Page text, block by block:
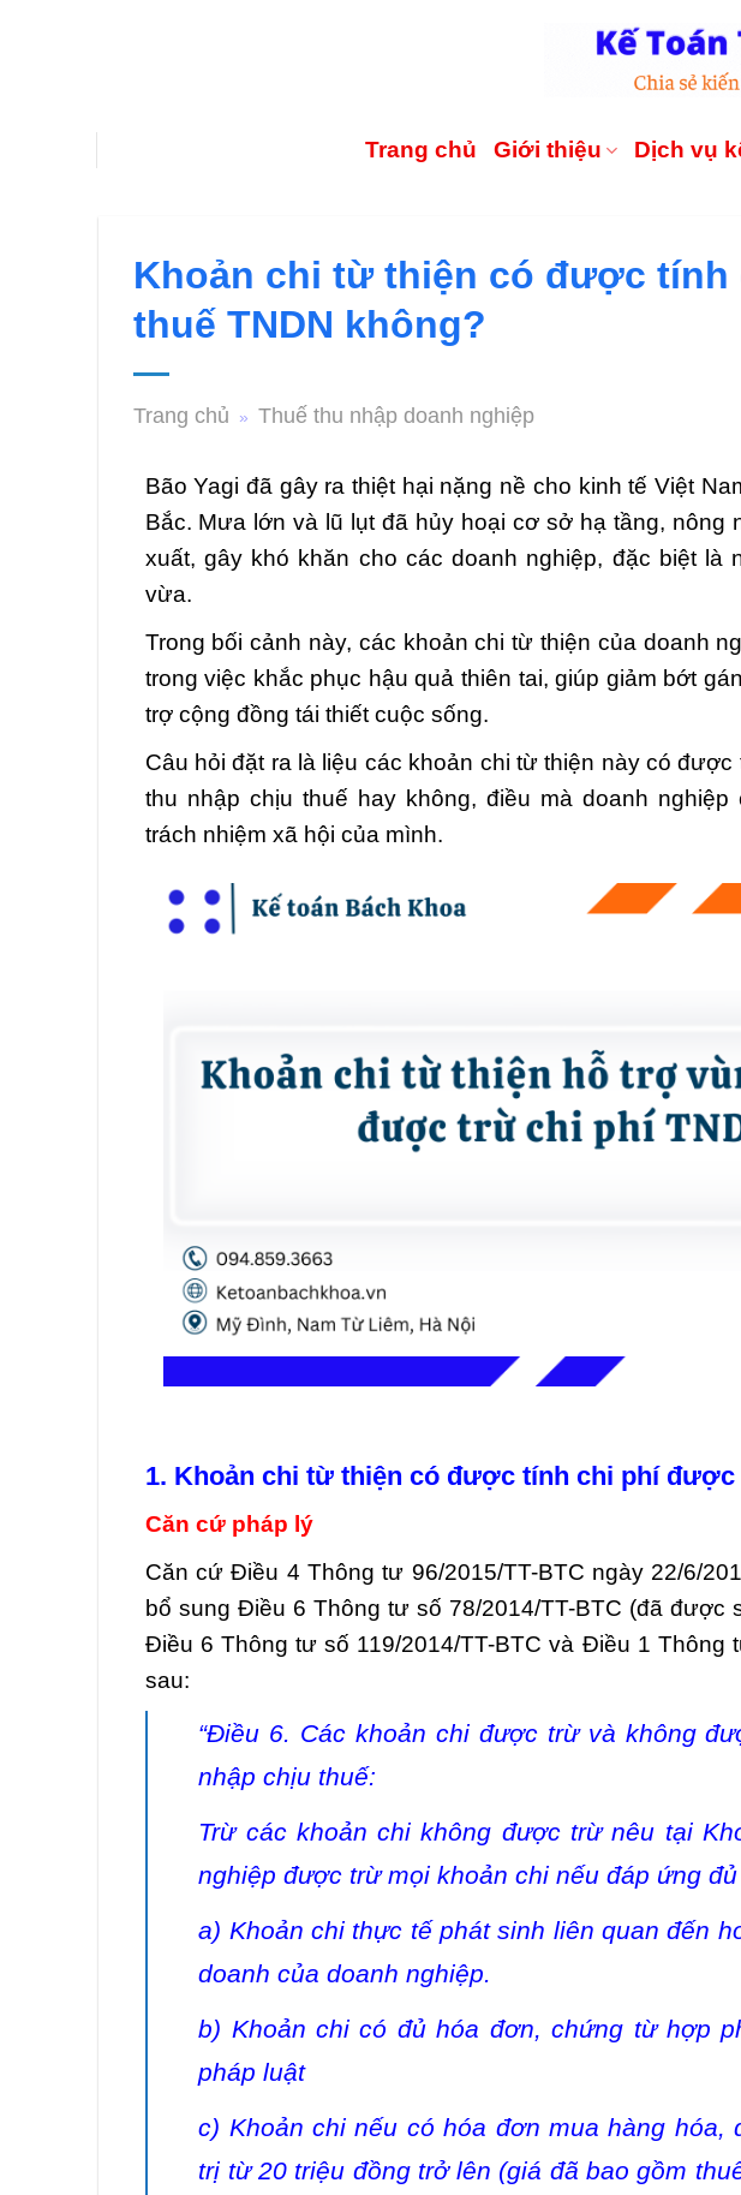
Trang chủ Giới thiệu Dịch vụ
Khoản chi từ thiện có được
thuế TNDN không?
Trang chủ » Thuế thu nhập doanh nghiệp
Bão Yagi đã gây ra thiệt hại nặng nề cho kinh tế Việt
Bắc. Mưa lớn và lũ lụt đã hủy hoại cơ sở hạ tầng, nông
xuất, gây khó khăn cho các doanh nghiệp, đặc biệt là
vừa.
Trong bối cảnh này, các khoản chi từ thiện của doanh
trong việc khắc phục hậu quả thiên tai, giúp giảm bớt
trợ cộng đồng tái thiết cuộc sống.
Câu hỏi đặt ra là liệu các khoản chi từ thiện này có
thu nhập chịu thuế hay không, điều mà doanh
trách nhiệm xã hội của mình.
1. Khoản chi từ thiện có được tính chi phí
Căn cứ pháp lý
Căn cứ Điều 4 Thông tư 96/2015/TT-BTC ngày 22/6/
bổ sung Điều 6 Thông tư số 78/2014/TT-BTC (đã được
Điều 6 Thông tư số 119/2014/TT-BTC và Điều 1 Thông
sau:
“Điều 6. Các khoản chi được trừ và không
nhập chịu thuế:
Trừ các khoản chi không được trừ nêu tại
nghiệp được trừ mọi khoản chi nếu đáp ứng
a) Khoản chi thực tế phát sinh liên quan đến
doanh của doanh nghiệp.
b) Khoản chi có đủ hóa đơn, chứng từ hợp
pháp luật
c) Khoản chi nếu có hóa đơn mua hàng hóa,
trị từ 20 triệu đồng trở lên (giá đã bao gồm